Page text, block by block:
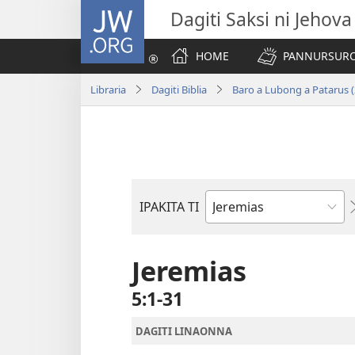
JW.ORG Dagiti Saksi ni Jehova
HOME
Libraria Dagiti Biblia Baro a Lubong a Patarus
IPAKITA TI
Libro
Biblia
Jeremias
5:1-31
DAGITI LINAONNA